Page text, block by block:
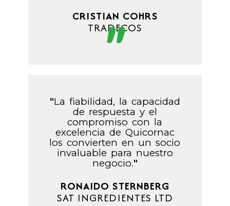
CRISTIAN COHRS
TRADECOS
"
"La fiabilidad, la capacidad
de respuesta y el
compromiso con la
excelencia de Quicornac
los convierten en un socio
invaluable para nuestro
negocio."
RONAIDO STERNBERG
SAT INGREDIENTES LTD